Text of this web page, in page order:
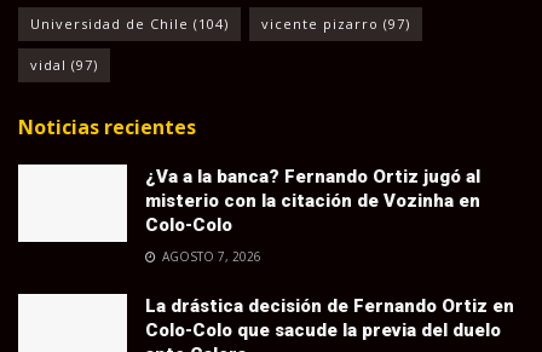
Universidad de Chile (104) vicente pizarro (97)
vidal (97)
Noticias recientes
¿Va a la banca? Fernando Ortiz jugó al
misterio con la citación de Vozinha en
Colo-Colo
AGOSTO 7, 2026
La drástica decisión de Fernando Ortiz en
Colo-Colo que sacude la previa del duelo